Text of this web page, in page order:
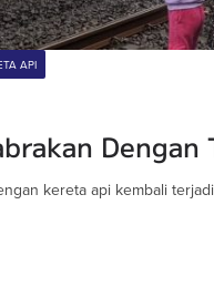
API
Dengan
kereta api kembali